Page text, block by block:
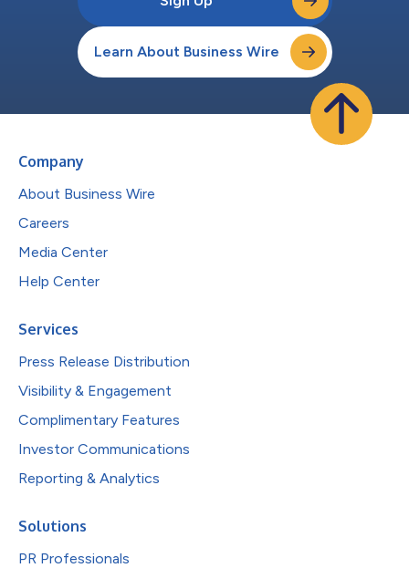
Learn About Business Wire
Company
About Business Wire
Careers
Media Center
Help Center
Services
Press Release Distribution
Visibility & Engagement
Complimentary Features
Investor Communications
Reporting & Analytics
Solutions
PR Professionals